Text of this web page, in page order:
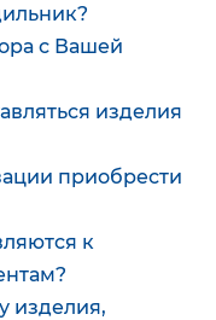
с Вашей
изделия
приобрести
к
изделия,